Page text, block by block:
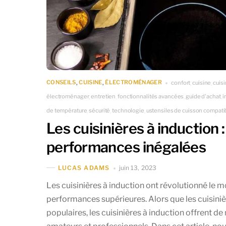
CONSEILS, CUISINE, ÉLECTROMÉNAGER confort cuisine
électroménager,entretien,fonctionnalités avancées, guide d'achat,
de température sécurité technologie ustensiles de cuisson
Les cuisinières à induction
performances inégalées
LUCAS ADAMS juin 13, 2023
Les cuisinières à induction ont révolutionné le
performances supérieures. Alors que les
populaires, les cuisinières à induction offrent